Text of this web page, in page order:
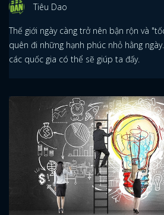
Tiêu Dao
Thế giới ngày càng trở nên bận rộn và
quên đi những hạnh phúc nhỏ hằng
các quốc gia có thể sẽ giúp ta đấy.